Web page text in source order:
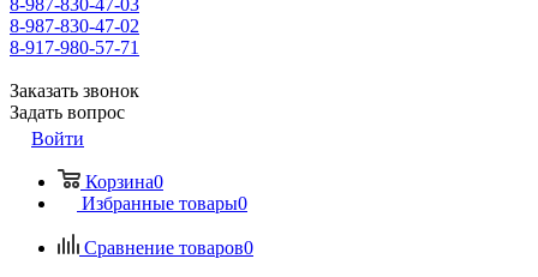
8-987-830-47-03
8-987-830-47-02
8-917-980-57-71
Заказать звонок
Задать вопрос
Войти
Корзина0
Избранные товары0
Сравнение товаров0